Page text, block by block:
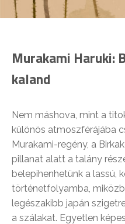
Murakami Haruki:
kaland
Nem máshova, mint a
különös atmoszférájába
Murakami-regény, a
pillanat alatt a talány
belepihenhetünk a lassú,
történetfolyamba,
legészakibb japán
a szálakat. Egyetlen